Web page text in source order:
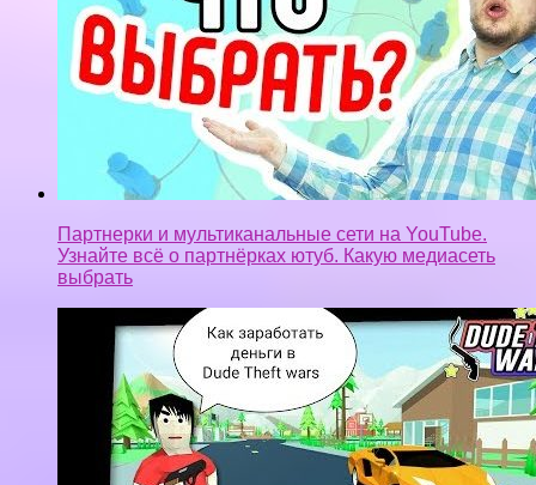
Партнерки и мультиканальные сети на YouTube.
Узнайте всё о партнёрках ютуб. Какую медиасеть
выбрать